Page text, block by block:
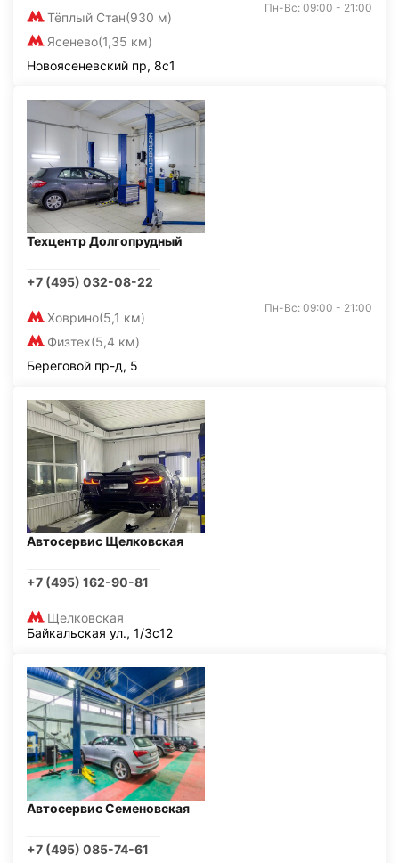
Тёплый Стан(930 м)
Ясенево(1,35 км)
Пн-Вс: 09:00 - 21:00
Новоясеневский пр, 8с1
Техцентр Долгопрудный
+7 (495) 032-08-22
Ховрино(5,1 км)
Физтех(5,4 км)
Пн-Вс: 09:00 - 21:00
Береговой пр-д, 5
Автосервис Щелковская
+7 (495) 162-90-81
Щелковская
Байкальская ул., 1/3с12
Автосервис Семеновская
+7 (495) 085-74-61